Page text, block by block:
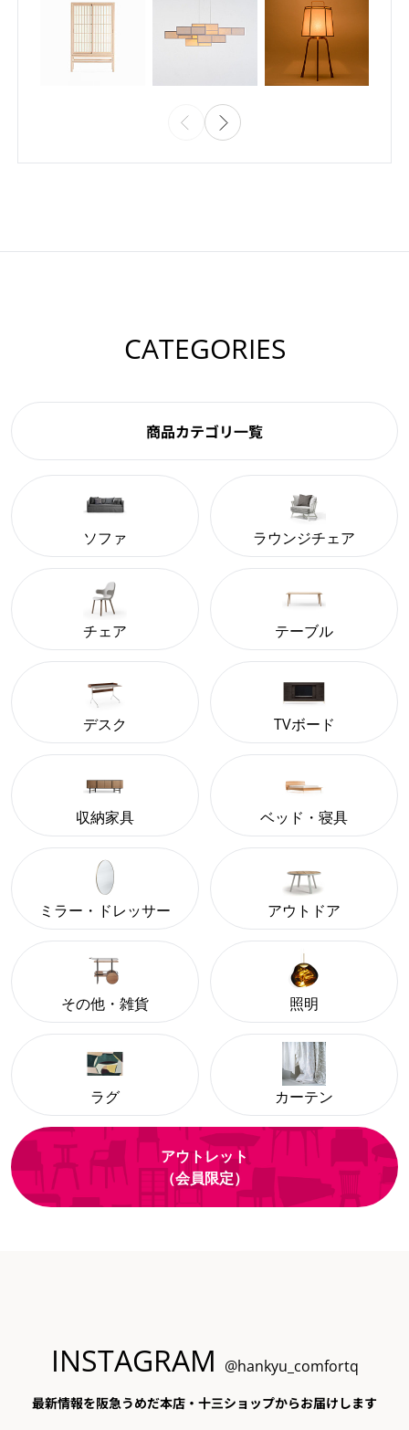
CATEGORIES
商品カテゴリ一覧
ソファ ラウンジチェア
チェア テーブル
デスク TVボード
収納家具 ベッド・寝具
ミラー・ドレッサー アウトドア
その他・雑貨 照明
ラグ カーテン
アウトレット
（会員限定）
INSTAGRAM @hankyu_comfortq
最新情報を阪急うめだ本店・十三ショップからお届けします